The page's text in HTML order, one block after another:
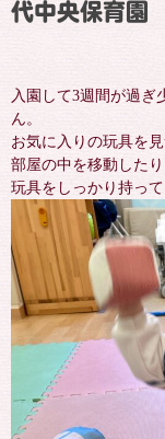
代中央保育園
入園して3週間が過ぎ
ん。
お気に入りの玩具を
部屋の中を移動した
玩具をしっかり持っ